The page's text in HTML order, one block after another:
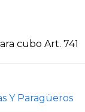
cubo Art. 741
Y Paragüeros